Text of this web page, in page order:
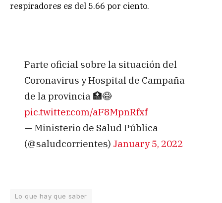
respiradores es del 5.66 por ciento.
Parte oficial sobre la situación del
Coronavirus y Hospital de Campaña
de la provincia 🏥😷
pic.twitter.com/aF8MpnRfxf
— Ministerio de Salud Pública
(@saludcorrientes) January 5, 2022
Lo que hay que saber